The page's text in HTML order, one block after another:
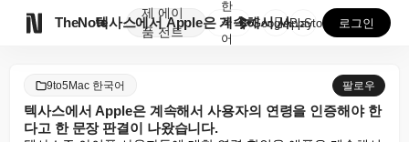
TheNote
제
품
에이
전트
텍사스에서 Apple은 계속해서 사용자의 연령을 인증해...
한
국
어
GooglePlay
AppStore 로그인
9to5Mac 한국어 팔로우
텍사스에서 Apple은 계속해서 사용자의 연령을 인증해야 한
다고 한 문장 판결이 나왔습니다.